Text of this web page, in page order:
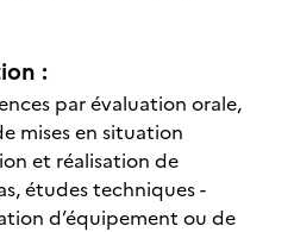
:
par évaluation orale,
mises en situation
et réalisation de
études techniques -
d’équipement ou de